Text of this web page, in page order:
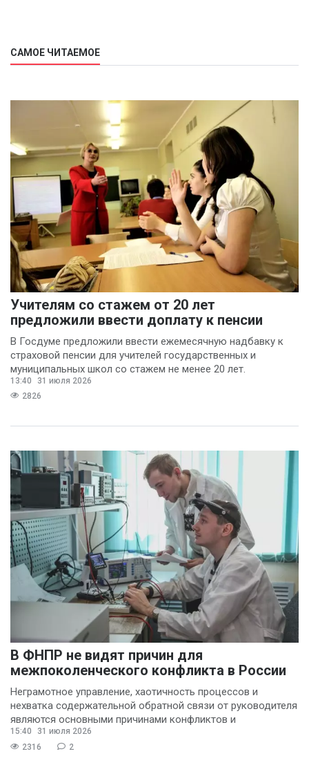
САМОЕ ЧИТАЕМОЕ
Учителям со стажем от 20 лет
предложили ввести доплату к пенсии
В Госдуме предложили ввести ежемесячную надбавку к
страховой пенсии для учителей государственных и
муниципальных школ со стажем не менее 20 лет.
13:40
31 июля 2026
2826
В ФНПР не видят причин для
межпоколенческого конфликта в России
Неграмотное управление, хаотичность процессов и
нехватка содержательной обратной связи от руководителя
являются основными причинами конфликтов и
раздражения в
15:40
31 июля 2026
2316
2